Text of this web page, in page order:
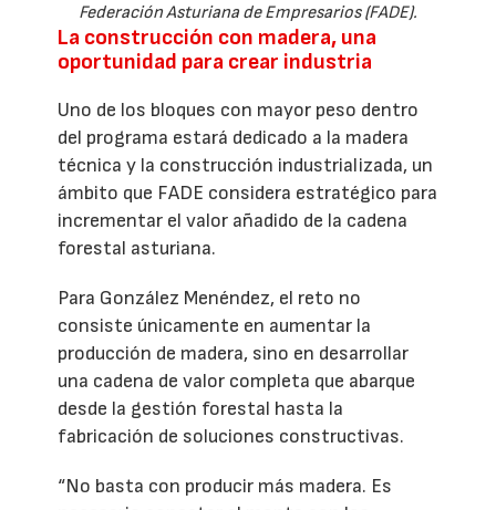
Federación Asturiana de Empresarios (FADE).
La construcción con madera, una
oportunidad para crear industria
Uno de los bloques con mayor peso dentro
del programa estará dedicado a la madera
técnica y la construcción industrializada, un
ámbito que FADE considera estratégico para
incrementar el valor añadido de la cadena
forestal asturiana.
Para González Menéndez, el reto no
consiste únicamente en aumentar la
producción de madera, sino en desarrollar
una cadena de valor completa que abarque
desde la gestión forestal hasta la
fabricación de soluciones constructivas.
“No basta con producir más madera. Es